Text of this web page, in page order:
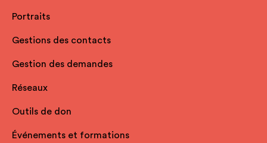
Portraits
Gestions des contacts
Gestion des demandes
Réseaux
Outils de don
Événements et formations